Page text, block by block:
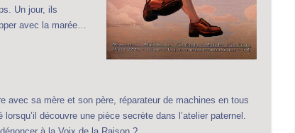
Un jour, ils
avec la marée…
avec sa mère et son père, réparateur de machines en tous
découvre une pièce secrète dans l’atelier paternel.